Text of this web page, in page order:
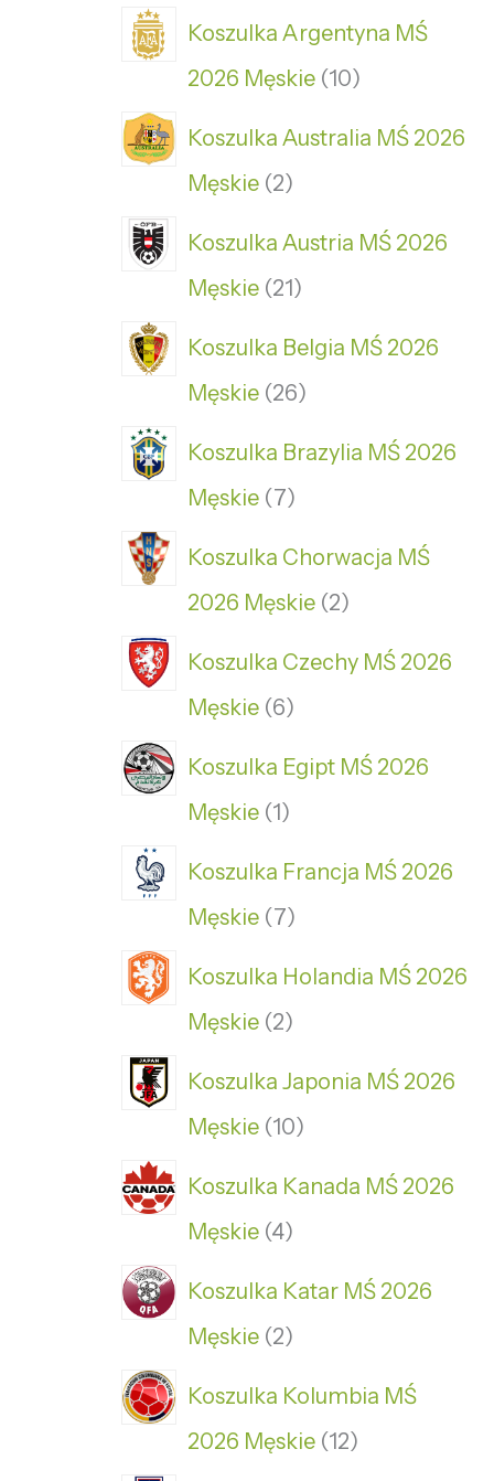
Koszulka Argentyna MŚ
2026 Męskie 10
Koszulka Australia MŚ 2026
Męskie 2
Koszulka Austria MŚ 2026
Męskie 21
Koszulka Belgia MŚ 2026
Męskie 26
Koszulka Brazylia MŚ 2026
Męskie 7
Koszulka Chorwacja MŚ
2026 Męskie 2
Koszulka Czechy MŚ 2026
Męskie 6
Koszulka Egipt MŚ 2026
Męskie 1
Koszulka Francja MŚ 2026
Męskie 7
Koszulka Holandia MŚ 2026
Męskie 2
Koszulka Japonia MŚ 2026
Męskie 10
Koszulka Kanada MŚ 2026
Męskie 4
Koszulka Katar MŚ 2026
Męskie 2
Koszulka Kolumbia MŚ
2026 Męskie 12